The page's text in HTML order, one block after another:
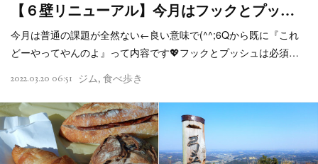
【６壁リニューアル】今月はフックとプッ…
今月は普通の課題が全然ない←良い意味で(^^;6Qから既に『これ
どーやってやんのよ』って内容です💖フックとプッシュは必須…
2022.03.20 06:51 ジム 食べ歩き